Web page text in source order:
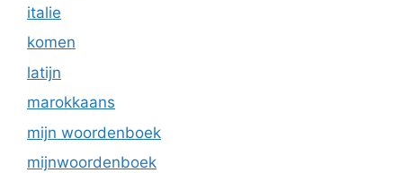
italie
komen
latijn
marokkaans
mijn woordenboek
mijnwoordenboek